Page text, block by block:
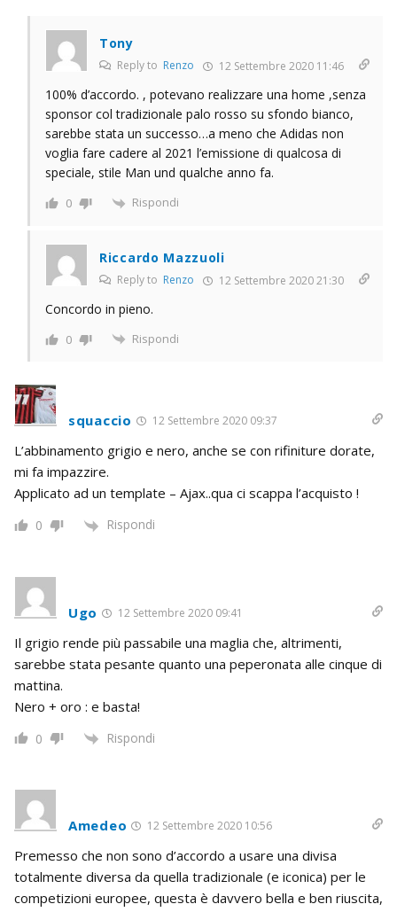
Tony
Reply to Renzo 12 Settembre 2020 11:46
100% d’accordo. , potevano realizzare una home ,senza
sponsor col tradizionale palo rosso su sfondo bianco,
sarebbe stata un successo…a meno che Adidas non
voglia fare cadere al 2021 l’emissione di qualcosa di
speciale, stile Man und qualche anno fa.
0 Rispondi
Riccardo Mazzuoli
Reply to Renzo 12 Settembre 2020 21:30
Concordo in pieno.
0 Rispondi
squaccio 12 Settembre 2020 09:37
L’abbinamento grigio e nero, anche se con rifiniture dorate,
mi fa impazzire.
Applicato ad un template – Ajax..qua ci scappa l’acquisto !
0 Rispondi
Ugo 12 Settembre 2020 09:41
Il grigio rende più passabile una maglia che, altrimenti,
sarebbe stata pesante quanto una peperonata alle cinque di
mattina.
Nero + oro : e basta!
0 Rispondi
Amedeo 12 Settembre 2020 10:56
Premesso che non sono d’accordo a usare una divisa
totalmente diversa da quella tradizionale (e iconica) per le
competizioni europee, questa è davvero bella e ben riuscita,